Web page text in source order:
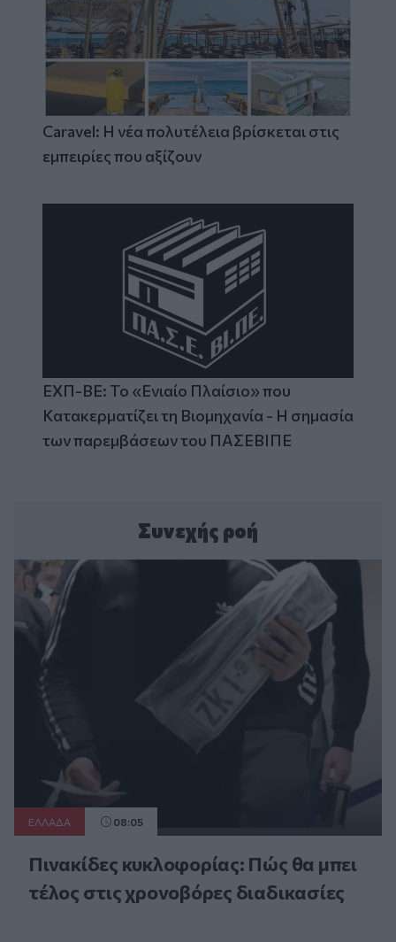
Caravel: Η νέα πολυτέλεια βρίσκεται στις
εμπειρίες που αξίζουν
ΕΧΠ-ΒΕ: Το «Ενιαίο Πλαίσιο» που
Κατακερματίζει τη Βιομηχανία - Η σημασία
των παρεμβάσεων του ΠΑΣΕΒΙΠΕ
Συνεχής ροή
ΕΛΛAΔΑ 08:05
Πινακίδες κυκλοφορίας: Πώς θα μπει
τέλος στις χρονοβόρες διαδικασίες